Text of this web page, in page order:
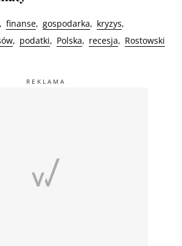
finanse gospodarka
kryzys
podatki Polska recesja
Rostowski